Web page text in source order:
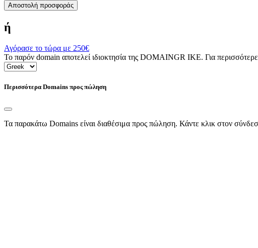
Αποστολή προσφοράς
ή
Αγόρασε το τώρα με 250€
Το παρόν domain αποτελεί ιδιοκτησία της DOMAINGR ΙΚΕ. Για
Περισσότερα Domains προς πώληση
Τα παρακάτω Domains είναι διαθέσιμα προς πώληση. Κάντε κλικ στον